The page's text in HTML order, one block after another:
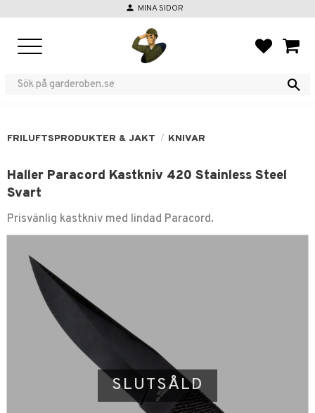
person MINA SIDOR
FRILUFTSPRODUKTER & JAKT KNIVAR
Haller Paracord Kastkniv 420 Stainless Steel
Svart
Prisvänlig kastkniv med lindad Paracord.
SLUTSÅLD